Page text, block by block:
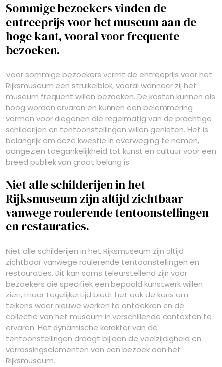
Sommige bezoekers vinden de
entreeprijs voor het museum aan de
hoge kant, vooral voor frequente
bezoeken.
Voor sommige bezoekers vormt de entreeprijs voor het
Rijksmuseum een struikelblok, vooral wanneer zij het
museum frequent willen bezoeken. De kosten kunnen als
hoog worden ervaren en kunnen een belemmering
vormen voor diegenen die regelmatig van de prachtige
schilderijen en tentoonstellingen willen genieten. Het is
belangrijk om deze kwestie in overweging te nemen,
aangezien toegankelijkheid tot kunst en cultuur voor een
breed publiek van groot belang is.
Niet alle schilderijen in het
Rijksmuseum zijn altijd zichtbaar
vanwege roulerende tentoonstellingen
en restauraties.
Niet alle schilderijen in het Rijksmuseum zijn altijd
zichtbaar vanwege roulerende tentoonstellingen en
restauraties. Dit kan soms teleurstellend zijn voor
bezoekers die specifiek een bepaald kunstwerk willen
zien, maar tegelijkertijd biedt het ook de kans om
telkens weer nieuwe werken te ontdekken en de
collectie van het museum in verschillende contexten te
ervaren. Het dynamische karakter van de
tentoonstellingen draagt bij aan de veelzijdigheid en
verrassingselementen van een bezoek aan het
Rijksmuseum.